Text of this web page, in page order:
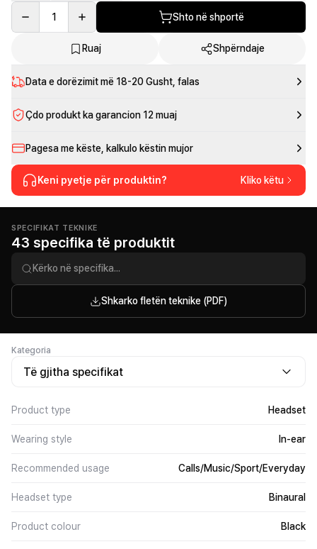
1 Shto në shportë
Ruaj Shpërndaje
Data e dorëzimit më 18-20 Gusht , falas
Çdo produkt ka garancion 12 muaj
Pagesa me këste, kalkulo këstin mujor
Keni pyetje për produktin? Kliko këtu
SPECIFIKAT TEKNIKE
43 specifika të produktit
Shkarko fletën teknike (PDF)
Kategoria
Të gjitha specifikat
Product type Headset
Wearing style In-ear
Recommended usage Calls/Music/Sport/Everyday
Headset type Binaural
Product colour Black